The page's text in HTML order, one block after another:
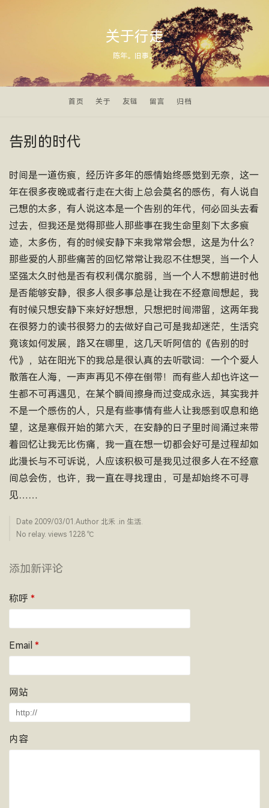
关于行走
陈年。旧事。
首页 关于 友链 留言 归档
告别的时代
时间是一道伤痕，经历许多年的感情始终感觉到无奈，这一
年在很多夜晚或者行走在大街上总会莫名的感伤，有人说自
己想的太多，有人说这本是一个告别的年代，何必回头去看
过去，但我还是觉得那些人那些事在我生命里刻下太多痕
迹，太多伤，有的时候安静下来我常常会想，这是为什么？
那些爱的人那些痛苦的回忆常常让我忍不住想哭，当一个人
坚强太久时他是否有权利偶尔脆弱，当一个人不想前进时他
是否能够安静，很多人很多事总是让我在不经意间想起，我
有时候只想安静下来好好想想，只想把时间滞留，这两年我
在很努力的读书很努力的去做好自己可是我却迷茫，生活究
竟该如何发展，路又在哪里，这几天听阿信的《告别的时
代》，站在阳光下的我总是很认真的去听歌词：一个个爱人
散落在人海，一声声再见不停在倒带！而有些人却也许这一
生都不可再遇见，在某个瞬间擦身而过变成永远，其实我并
不是一个感伤的人，只是有些事情有些人让我感到叹息和绝
望，这是寒假开始的第六天，在安静的日子里时间涌过来带
着回忆让我无比伤痛，我一直在想一切都会好可是过程却如
此漫长与不可诉说，人应该积极可是我见过很多人在不经意
间总会伤，也许，我一直在寻找理由，可是却始终不可寻
见……
Date 2009/03/01 .Author 北禾 .in 生活.
No relay. views 1228 ­℃
添加新评论
称呼 *
Email *
网站
内容